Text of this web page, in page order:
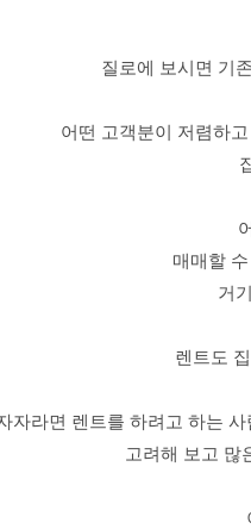
질로에 보시면 기
어떤 고객분이 저렴하
매매할
거
렌트도
자라면 렌트를 하려고 하는
고려해 보고 많